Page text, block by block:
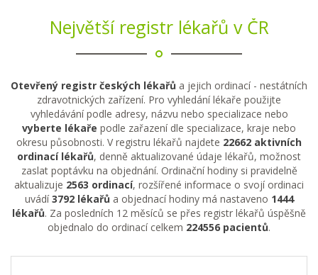
Největší registr lékařů v ČR
Otevřený registr českých lékařů a jejich ordinací - nestátních
zdravotnických zařízení. Pro vyhledání lékaře použijte
vyhledávání podle adresy, názvu nebo specializace nebo
vyberte lékaře podle zařazení dle specializace, kraje nebo
okresu působnosti. V registru lékařů najdete 22662 aktivních
ordinací lékařů, denně aktualizované údaje lékařů, možnost
zaslat poptávku na objednání. Ordinační hodiny si pravidelně
aktualizuje 2563 ordinací, rozšířené informace o svojí ordinaci
uvádí3792 lékařů a objednací hodiny má nastaveno 1444
lékařů. Za posledních 12 měsíců se přes registr lékařů úspěšně
objednalo do ordinací celkem 224556 pacientů.